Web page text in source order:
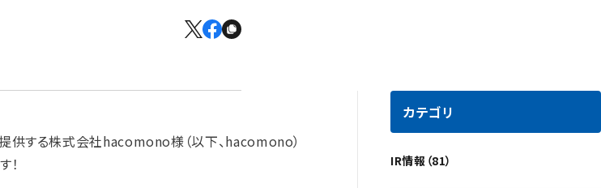
供する株式会社hacomono様（以下、hacomono）
！
カテゴリ
IR情報（81）